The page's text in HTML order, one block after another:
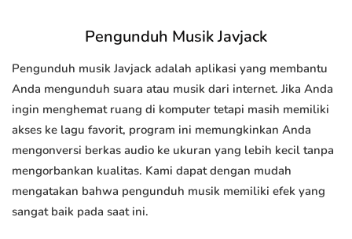
Pengunduh Musik Javjack
Pengunduh musik Javjack adalah aplikasi yang membantu
Anda mengunduh suara atau musik dari internet. Jika Anda
ingin menghemat ruang di komputer tetapi masih memiliki
akses ke lagu favorit, program ini memungkinkan Anda
mengonversi berkas audio ke ukuran yang lebih kecil tanpa
mengorbankan kualitas. Kami dapat dengan mudah
mengatakan bahwa pengunduh musik memiliki efek yang
sangat baik pada saat ini.